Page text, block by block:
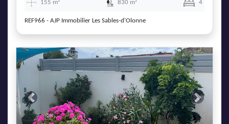
155 m² 830 m² 4
REF966 - AJP Immobilier Les Sables-d'Olonne
Previous Next